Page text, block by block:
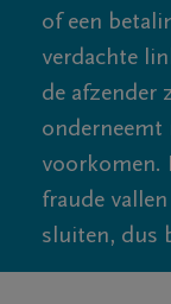
of een
verdachte
de afzender
onderneemt
voorkomen.
fraude
sluiten, dus